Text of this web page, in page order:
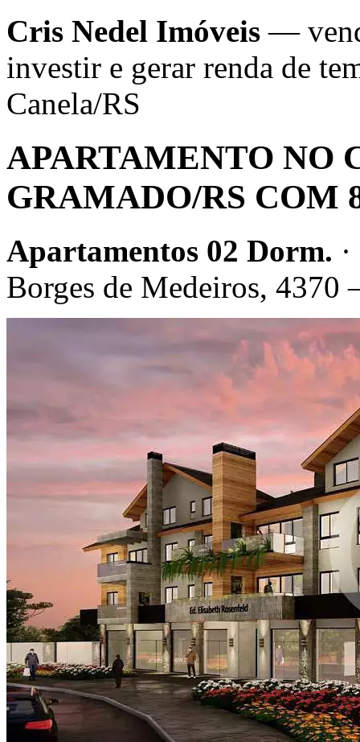
Cris Nedel Imóveis —
investir e gerar renda de
Canela/RS
APARTAMENTO NO
GRAMADO/RS COM
Apartamentos 02 Dorm.
Borges de Medeiros,